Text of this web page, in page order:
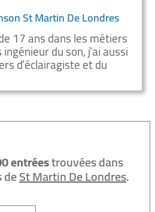
St Martin De Londres
17 ans dans les métiers
du son, j'ai aussi
d'éclairagiste et du
entréestrouvées dans
deSt Martin De Londres.